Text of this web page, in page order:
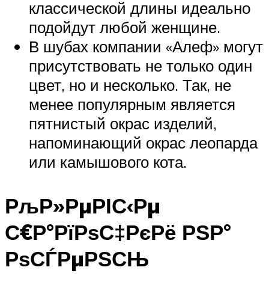
классической длины идеально
подойдут любой женщине.
В шубах компании «Алеф» могут
присутствовать не только один
цвет, но и несколько. Так, не
менее популярным является
пятнистый окрас изделий,
напоминающий окрас леопарда
или камышового кота.
РљР»РµРІС‹Рµ
С€Р°РїРѕС‡РєРё РЅР°
РѕСЃРµРЅСЊ